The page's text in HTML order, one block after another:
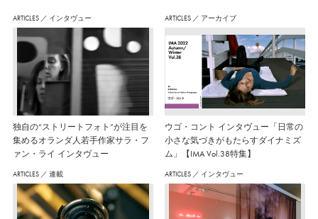
ARTICLES ／ インタヴュー
独自の“ストリートフォト”が注目を
集めるオランダ人若手作家サラ・フ
ァン・ライ インタヴュー
ARTICLES ／ アーカイブ
ウゴ・コント インタヴュー「日常の
小さな気づきがもたらすダイナミズ
ム」【IMA Vol.38特集】
ARTICLES ／ 連載 ARTICLES ／ インタヴュー